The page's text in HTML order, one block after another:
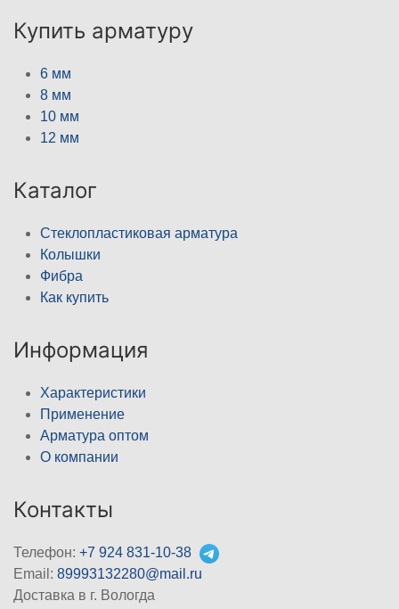
Купить арматуру
6 мм
8 мм
10 мм
12 мм
Каталог
Стеклопластиковая арматура
Колышки
Фибра
Как купить
Информация
Характеристики
Применение
Арматура оптом
О компании
Контакты
Телефон: +7 924 831-10-38
Email: 89993132280@mail.ru
Доставка в г. Вологда